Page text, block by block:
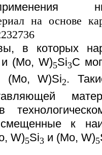
в которых
и (Mo, W)5Si3C
(Mo, W)Si2.
к
W)5Si3 и (Mo, W)5